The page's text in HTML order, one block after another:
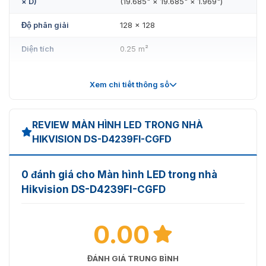
Độ phân giải 128 × 128
Diện tích 0.25 m²
Vỏ bảng đèn Có vỏ
Chất liệu cabinet Nhôm đúc
trì
thành phần
Cấp độ bảo vệ phía trước IP60
Xem chi tiết thông số
REVIEW MÀN HÌNH LED TRONG NHÀ
HIKVISION DS-D4239FI-CGFD
0 đánh giá cho Màn hình LED trong nhà
Hikvision DS-D4239FI-CGFD
0.00
ĐÁNH GIÁ TRUNG BÌNH